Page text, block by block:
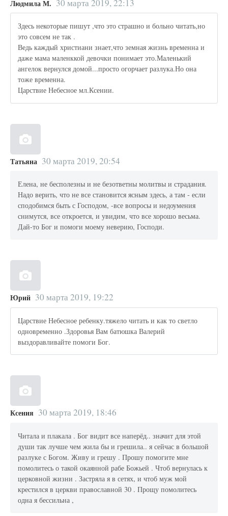
Людмила М. 30 марта 2019, 22:13
Здесь некоторые пишут ,что это страшно и больно читать,но
это совсем не так .
Ведь каждый христиани знает,что земная жизнь временна и
даже мама маленккой девочки понимает это.Маленький
ангелок вернулся домой...просто огорчает разлука.Но она
тоже временна.
Царствие Небесное мл.Ксении.
Татьяна 30 марта 2019, 20:54
Елена, не бесполезны и не безответны молитвы и страдания.
Надо верить, что не все становится ясным здесь, а там - если
сподобимся быть с Господом, -все вопросы и недоумения
снимутся, все откроется, и увидим, что все хорошо весьма.
Дай-то Бог и помоги моему неверию, Господи.
Юрий 30 марта 2019, 19:22
Царствие Небесное ребенку.тяжело читать и как то светло
одновременно .Здоровья Вам батюшка Валерий
выздоравливайте помоги Бог.
Ксения 30 марта 2019, 18:46
Читала и плакала . Бог видит все наперёд.. значит для этой
души так лучше чем жила бы и грешила.. я сейчас в большой
разлуке с Богом. Живу и грешу . Прошу помогите мне
помолитесь о такой окаянной рабе Божьей . Чтоб вернулась к
церковной жизни . Застряла я в сетях, и чтоб муж мой
крестился в церкви православной 30 . Прощу помолитесь
одна я бессильна ,